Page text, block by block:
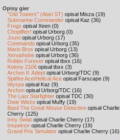
Opisy gier
"Old Towers" (Atari ST) opisał Misza (19)
Submarine Commander opisał Kaz (36)
Frogs opisał Xeen (0)
Choplifter! opisał Urborg (0)
Joust opisał Urborg (17)
Commando opisał Urborg (35)
Mario Bros opisał Urborg (13)
Xenophobe opisał Urborg (36)
Robbo Forever opisał tbxx (16)
Kolony 2106 opisał tbxx (3)
Archon II: Adept opisał Urborg/TDC (9)
Spitfire Ace/Hellcat Ace opisał Farscape (9)
Wyspa opisał Kaz (9)
Archon opisał Urborg/TDC (16)
The Last Starfighter opisał TDC (30)
Dwie Wieże opisał Muffy (19)
Basil The Great Mouse Detective opisał Charlie
Cherry (125)
Inny Świat opisał Charlie Cherry (17)
Inspektor opisał Charlie Cherry (19)
Grand Prix Simulator opisał Charlie Cherry (16)